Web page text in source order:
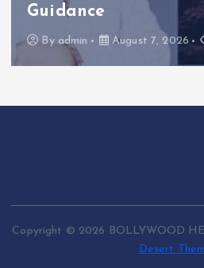
By admin August 7, 2026 3
Copyright © 2026 BOLLYWOOD
Desert